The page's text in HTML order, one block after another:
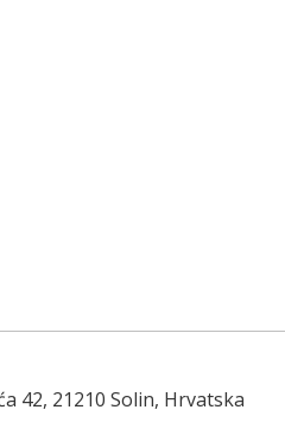
42, 21210 Solin, Hrvatska